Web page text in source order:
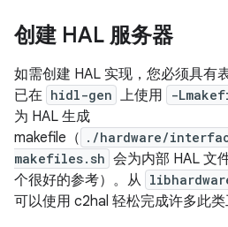
创建 HAL 服务器
如需创建 HAL 实现，您必须具有
已在 hidl-gen 上使用 -
为 HAL 生成
makefile（ ./hardware/
makefiles.sh 会为内部 HAL 文
个很好的参考）。从
可以使用 c2hal 轻松完成许多此类